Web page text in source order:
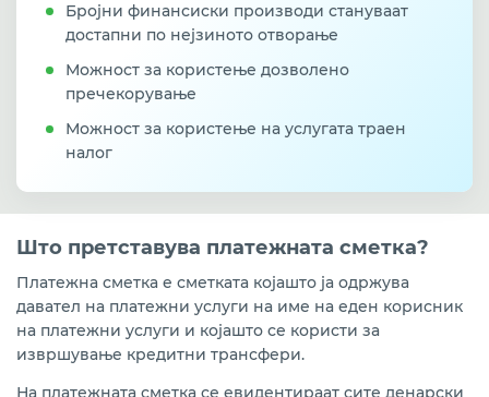
Бројни финансиски производи стануваат
достапни по нејзиното отворање
Можност за користење дозволено
пречекорување
Можност за користење на услугата траен
налог
Што претставува платежната сметка?
Платежна сметка е сметката којашто ја одржува
давател на платежни услуги на име на еден корисник
на платежни услуги и којашто се користи за
извршување кредитни трансфери.
На платежната сметка се евидентираат сите денарски